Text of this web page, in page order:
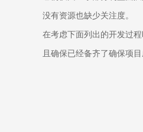
没有资源也缺少关注度。
在考虑下面列出的开发过
且确保已经备齐了确保项